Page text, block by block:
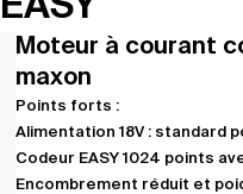
Moteur à courant
maxon
Points forts :
Alimentation 18V : standard
Codeur EASY 1024 points
Encombrement réduit et